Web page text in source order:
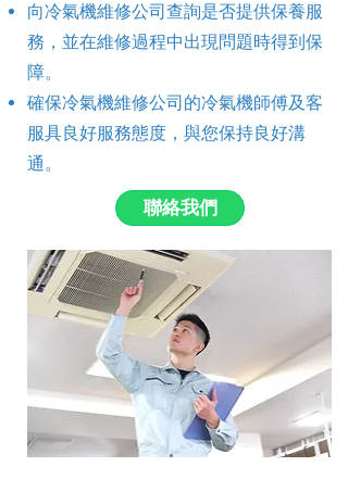
向冷氣機維修公司查詢是否提供保養服
務，並在維修過程中出現問題時得到保
障。
確保冷氣機維修公司的冷氣機師傅及客
服具良好服務態度，與您保持良好溝
通。
聯絡我們